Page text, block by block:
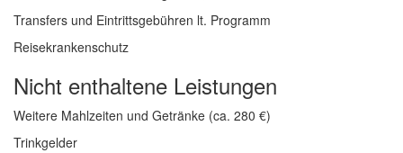
Transfers und Eintrittsgebühren lt. Programm
Reisekrankenschutz
Nicht enthaltene Leistungen
Weitere Mahlzeiten und Getränke (ca. 280 €)
Trinkgelder